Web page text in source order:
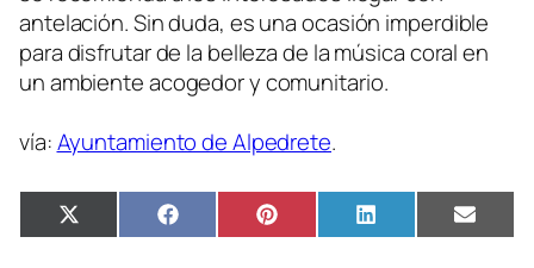
antelación. Sin duda, es una ocasión imperdible
para disfrutar de la belleza de la música coral en
un ambiente acogedor y comunitario.
vía:Ayuntamiento de Alpedrete.
Compartir
en
X
(Twitter)
Compartir
en
FacebookCompartir
en
PinterestCompartir
en
LinkedIn
en
Email